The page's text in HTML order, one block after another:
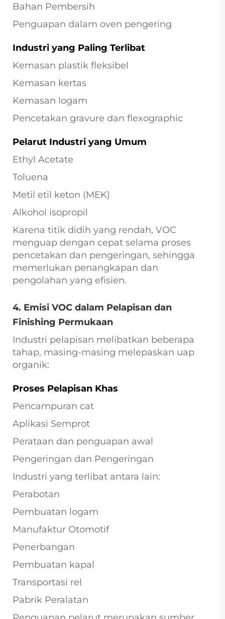
Bahan Pembersih
Penguapan dalam oven pengering
Industri yang Paling Terlibat
Kemasan plastik fleksibel
Kemasan kertas
Kemasan logam
Pencetakan gravure dan flexographic
Pelarut Industri yang Umum
Ethyl Acetate
Toluena
Metil etil keton (MEK)
Alkohol isopropil
Karena titik didih yang rendah, VOC
menguap dengan cepat selama proses
pencetakan dan pengeringan, sehingga
memerlukan penangkapan dan
pengolahan yang efisien.
4. Emisi VOC dalam Pelapisan dan
Finishing Permukaan
Industri pelapisan melibatkan beberapa
tahap, masing-masing melepaskan uap
organik:
Proses Pelapisan Khas
Pencampuran cat
Aplikasi Semprot
Perataan dan penguapan awal
Pengeringan dan Pengeringan
Industri yang terlibat antara lain:
Perabotan
Pembuatan logam
Manufaktur Otomotif
Penerbangan
Pembuatan kapal
Transportasi rel
Pabrik Peralatan